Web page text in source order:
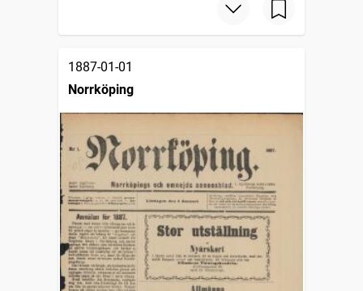
1887-01-01
Norrköping